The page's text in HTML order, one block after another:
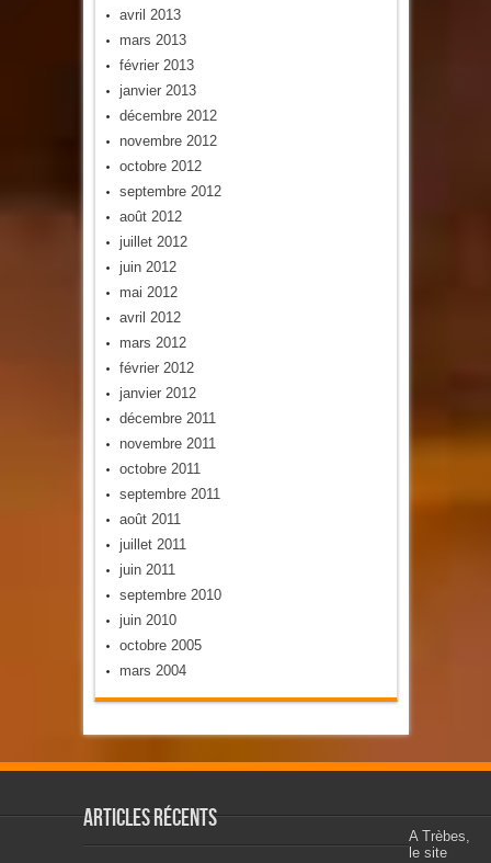
avril 2013
mars 2013
février 2013
janvier 2013
décembre 2012
novembre 2012
octobre 2012
septembre 2012
août 2012
juillet 2012
juin 2012
mai 2012
avril 2012
mars 2012
février 2012
janvier 2012
décembre 2011
novembre 2011
octobre 2011
septembre 2011
août 2011
juillet 2011
juin 2011
septembre 2010
juin 2010
octobre 2005
mars 2004
Articles récents
A Trèbes,
le site